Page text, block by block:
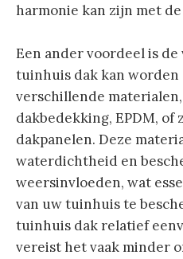
harmonie kan zijn met
Een ander voordeel is
tuinhuis dak kan worden
verschillende
dakbedekking, EPDM, of
dakpanelen. Deze
waterdichtheid en
weersinvloeden, wat
van uw tuinhuis te
tuinhuis dak relatief
vereist het vaak minder